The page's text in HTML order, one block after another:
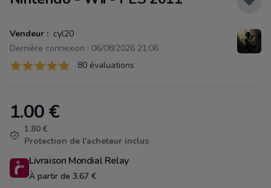
Vendeur : cyl20
Dernière connexion : 06/08/2026 21:06
Évaluations
80 sur 5 étoiles 80 évaluations
Product information
1.00€
1.80 €
Protection de l'acheteur inclus
Livraison Mondial Relay
À partir de 3.67 €